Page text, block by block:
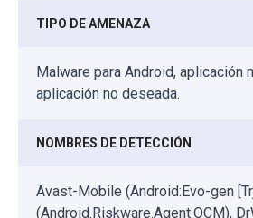
TIPO DE AMENAZA
Malware para Android, aplicación
aplicación no deseada.
NOMBRES DE DETECCIÓN
Avast-Mobile (Android:Evo-gen
(Android.Riskware.Agent.OCM),